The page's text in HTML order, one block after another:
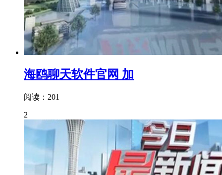
海鸥聊天软件官网 加
阅读：201
2